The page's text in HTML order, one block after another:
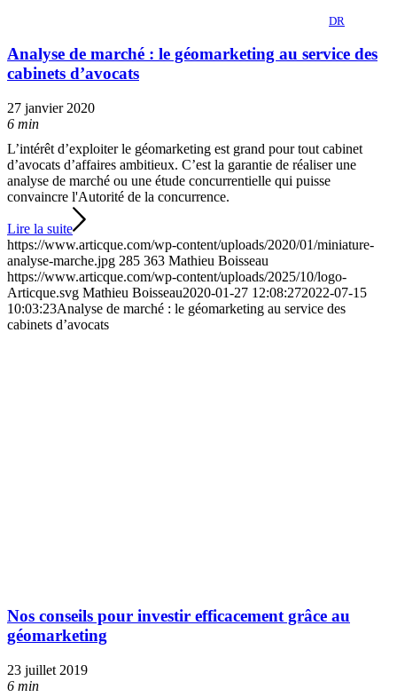
DR
Analyse de marché : le géomarketing au service des
cabinets d’avocats
27 janvier 2020
6 min
L’intérêt d’exploiter le géomarketing est grand pour tout cabinet
d’avocats d’affaires ambitieux. C’est la garantie de réaliser une
analyse de marché ou une étude concurrentielle qui puisse
convaincre l'Autorité de la concurrence.
Lire la suite
https://www.articque.com/wp-content/uploads/2020/01/miniature-
analyse-marche.jpg 285 363 Mathieu Boisseau
https://www.articque.com/wp-content/uploads/2025/10/logo-
Articque.svg Mathieu Boisseau2020-01-27 12:08:272022-07-15
10:03:23Analyse de marché : le géomarketing au service des
cabinets d’avocats
Nos conseils pour investir efficacement grâce au
géomarketing
23 juillet 2019
6 min